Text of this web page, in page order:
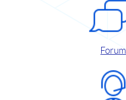
Forum